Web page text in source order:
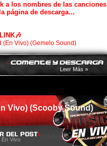
a los nombres de las canciones
página de descarga...
(En Vivo) (Gemelo Sound)
Leer Más »
Vivo) (Scooby Sound)
En Vivo